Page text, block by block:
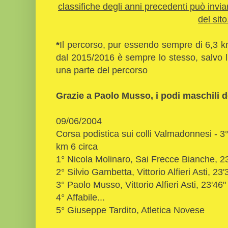
classifiche degli anni precedenti può
del
*Il percorso, pur essendo sempre di 6,3
dal 2015/2016 è sempre lo stesso, salvo
una parte del percorso
Grazie a Paolo Musso, i podi maschili
09/06/2004
Corsa podistica sui colli Valmadonnesi -
km 6 circa
1° Nicola Molinaro, Sai Frecce Bianche,
2° Silvio Gambetta, Vittorio Alfieri Asti,
3° Paolo Musso, Vittorio Alfieri Asti, 23'46"
4° Affabile...
5° Giuseppe Tardito, Atletica Novese